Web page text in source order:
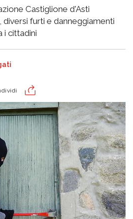
Castiglione d'Asti
furti e danneggiamenti
i cittadini